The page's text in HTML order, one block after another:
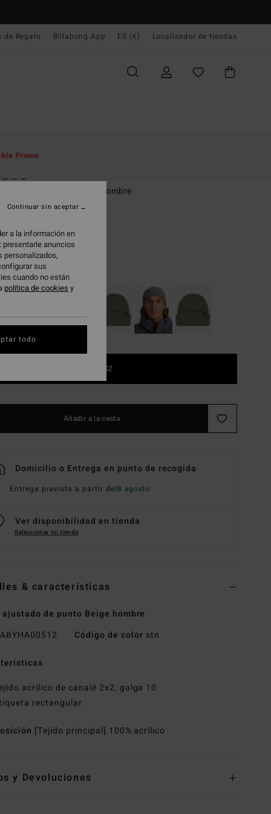
de Regalo Billabong App ES (€) Localizador de tiendas
Promo
ajustado de punto Beige hombre
(4 Reseñas)
€
1SZ
Añadir a la cesta
Domicilio o Entrega en punto de recogida
Entrega prevista a partir del8 agosto
Ver disponibilidad en tienda
Seleccionar mi tienda
& características
ajustado de punto Beige hombre
ABYHA00512 Código de color stn
acrílico de canalé 2x2, galga 10
rectangular
[Tejido principal] 100% acrílico
y Devoluciones
a la información en
anuncios
personalizados,
sus
cuando no están
política de cookies y
Continuar sin aceptar
todo